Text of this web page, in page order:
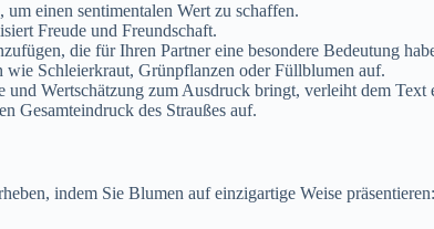
einen sentimentalen Wert zu schaffen.
Freude und Freundschaft.
die für Ihren Partner eine besondere Bedeutung
Schleierkraut, Grünpflanzen oder Füllblumen auf.
Wertschätzung zum Ausdruck bringt, verleiht dem Text
Gesamteindruck des Straußes auf.
indem Sie Blumen auf einzigartige Weise präsentieren: